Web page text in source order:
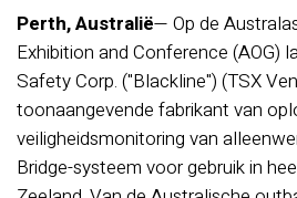
Perth, Australië— Op de
Exhibition and Conference (AOG)
Safety Corp. ("Blackline") (TSX
toonaangevende fabrikant van
veiligheidsmonitoring van
Bridge-systeem voor gebruik in